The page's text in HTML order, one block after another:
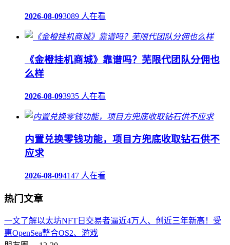
2026-08-093089 人在看
《金橙挂机商城》靠谱吗？芜限代团队分佣也
么样
2026-08-093935 人在看
内置兑换零钱功能，项目方兜底收取钻石供不
应求
2026-08-094147 人在看
热门文章
一文了解以太坊NFT日交易者逼近4万人、创近三年新高！受
惠OpenSea整合OS2、游戏